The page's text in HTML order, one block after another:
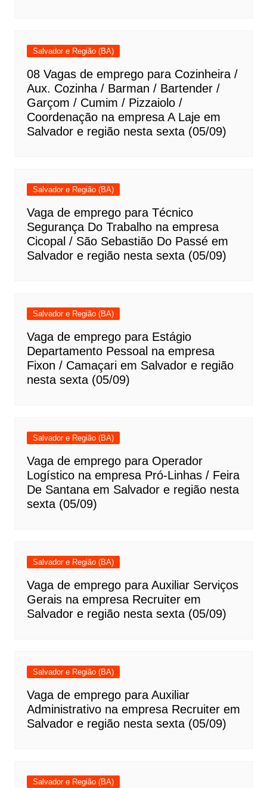
Salvador e Região (BA)
08 Vagas de emprego para Cozinheira /
Aux. Cozinha / Barman / Bartender /
Garçom / Cumim / Pizzaiolo /
Coordenação na empresa A Laje em
Salvador e região nesta sexta (05/09)
Salvador e Região (BA)
Vaga de emprego para Técnico
Segurança Do Trabalho na empresa
Cicopal / São Sebastião Do Passé em
Salvador e região nesta sexta (05/09)
Salvador e Região (BA)
Vaga de emprego para Estágio
Departamento Pessoal na empresa
Fixon / Camaçari em Salvador e região
nesta sexta (05/09)
Salvador e Região (BA)
Vaga de emprego para Operador
Logístico na empresa Pró-Linhas / Feira
De Santana em Salvador e região nesta
sexta (05/09)
Salvador e Região (BA)
Vaga de emprego para Auxiliar Serviços
Gerais na empresa Recruiter em
Salvador e região nesta sexta (05/09)
Salvador e Região (BA)
Vaga de emprego para Auxiliar
Administrativo na empresa Recruiter em
Salvador e região nesta sexta (05/09)
Salvador e Região (BA)